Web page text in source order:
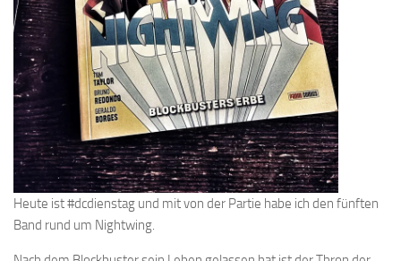
Heute ist #dcdienstag und mit von der Partie habe ich den fünften
Band rund um Nightwing.